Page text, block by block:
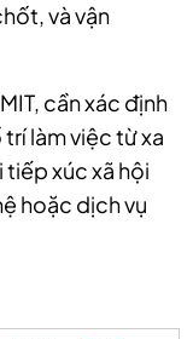
và vận
cần xác định
làm việc từ xa
tiếp xúc xã hội
hoặc dịch vụ